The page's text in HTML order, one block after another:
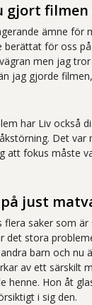
gjort filmen
ämne för
berättat för oss
men jag
jag gjorde
har Liv också
Det var
att fokus måste
just
saker som är
det stora
barn och nu
av ett särskilt
henne. Hon åt
i sig den.